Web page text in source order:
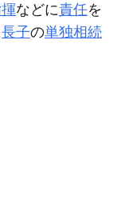
などに責任を
長子の単独相続